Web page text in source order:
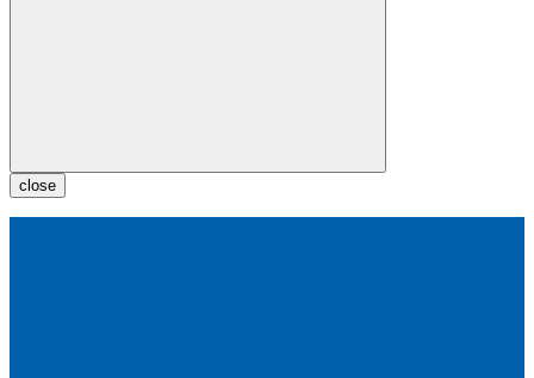
close